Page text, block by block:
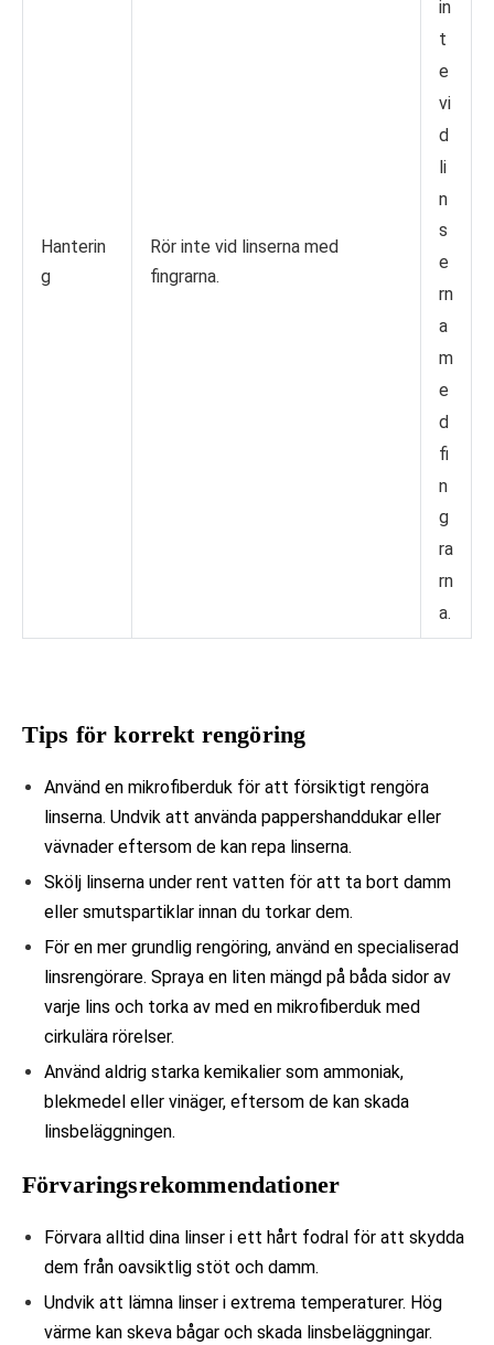
Hanterin
g
Rör inte vid linserna med
fingrarna.
in
t
e
vi
d
li
n
s
e
rn
a
m
e
d
fi
n
g
ra
rn
a.
Tips för korrekt rengöring
Använd en mikrofiberduk för att försiktigt rengöra
linserna. Undvik att använda pappershanddukar eller
vävnader eftersom de kan repa linserna.
Skölj linserna under rent vatten för att ta bort damm
eller smutspartiklar innan du torkar dem.
För en mer grundlig rengöring, använd en specialiserad
linsrengörare. Spraya en liten mängd på båda sidor av
varje lins och torka av med en mikrofiberduk med
cirkulära rörelser.
Använd aldrig starka kemikalier som ammoniak,
blekmedel eller vinäger, eftersom de kan skada
linsbeläggningen.
Förvaringsrekommendationer
Förvara alltid dina linser i ett hårt fodral för att skydda
dem från oavsiktlig stöt och damm.
Undvik att lämna linser i extrema temperaturer. Hög
värme kan skeva bågar och skada linsbeläggningar.